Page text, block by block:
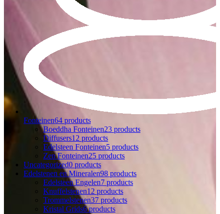
Fonteinen64 products
Boeddha Fonteinen23 products
Diffusers12 products
Edelsteen Fonteinen5 products
Zen Fonteinen25 products
Uncategorized0 products
Edelstenen en Mineralen98 products
Edelsteen Engelen7 products
Knuffelstenen12 products
Trommelstenen37 products
Kristal Grids6 products